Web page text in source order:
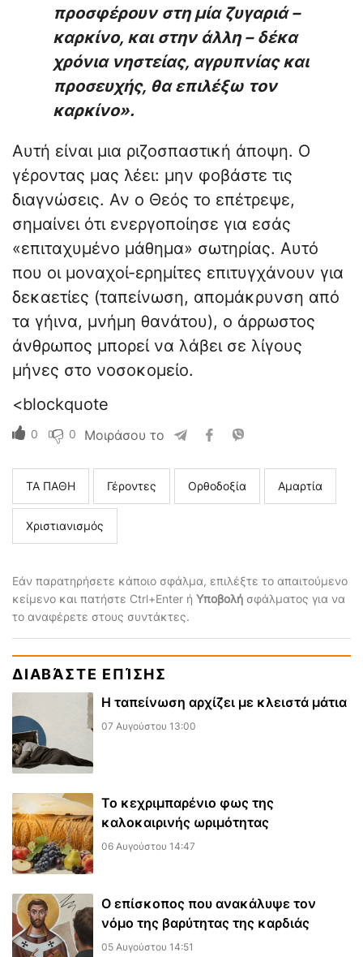
προσφέρουν στη μία ζυγαριά –
καρκίνο, και στην άλλη – δέκα
χρόνια νηστείας, αγρυπνίας και
προσευχής, θα επιλέξω τον
καρκίνο».
Αυτή είναι μια ριζοσπαστική άποψη. Ο
γέροντας μας λέει: μην φοβάστε τις
διαγνώσεις. Αν ο Θεός το επέτρεψε,
σημαίνει ότι ενεργοποίησε για εσάς
«επιταχυμένο μάθημα» σωτηρίας. Αυτό
που οι μοναχοί-ερημίτες επιτυγχάνουν για
δεκαετίες (ταπείνωση, απομάκρυνση από
τα γήινα, μνήμη θανάτου), ο άρρωστος
άνθρωπος μπορεί να λάβει σε λίγους
μήνες στο νοσοκομείο.
<blockquote
0 0 Μοιράσου το
ΤΑ ΠΑΘΗ Γέροντες Ορθοδοξία Αμαρτία
Χριστιανισμός
Εάν παρατηρήσετε κάποιο σφάλμα, επιλέξτε το απαιτούμενο
κείμενο και πατήστε Ctrl+Enter ή Υποβολή σφάλματος για να
το αναφέρετε στους συντάκτες.
ΔΙΑΒΆΣΤΕ ΕΠΊΣΗΣ
Η ταπείνωση αρχίζει με κλειστά μάτια
07 Αυγούστου 13:00
Το κεχριμπαρένιο φως της
καλοκαιρινής ωριμότητας
06 Αυγούστου 14:47
Ο επίσκοπος που ανακάλυψε τον
νόμο της βαρύτητας της καρδιάς
05 Αυγούστου 14:51